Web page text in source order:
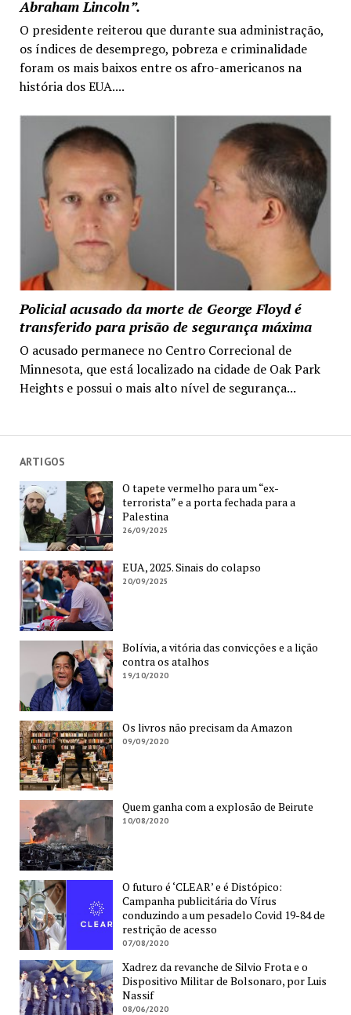
Abraham Lincoln”.
O presidente reiterou que durante sua administração,
os índices de desemprego, pobreza e criminalidade
foram os mais baixos entre os afro-americanos na
história dos EUA....
Policial acusado da morte de George Floyd é
transferido para prisão de segurança máxima
O acusado permanece no Centro Correcional de
Minnesota, que está localizado na cidade de Oak Park
Heights e possui o mais alto nível de segurança...
ARTIGOS
O tapete vermelho para um “ex-
terrorista” e a porta fechada para a
Palestina
26/09/2025
EUA, 2025. Sinais do colapso
20/09/2025
Bolívia, a vitória das convicções e a lição
contra os atalhos
19/10/2020
Os livros não precisam da Amazon
09/09/2020
Quem ganha com a explosão de Beirute
10/08/2020
O futuro é ‘CLEAR’ e é Distópico:
Campanha publicitária do Vírus
conduzindo a um pesadelo Covid 19-84 de
restrição de acesso
07/08/2020
Xadrez da revanche de Silvio Frota e o
Dispositivo Militar de Bolsonaro, por Luis
Nassif
08/06/2020